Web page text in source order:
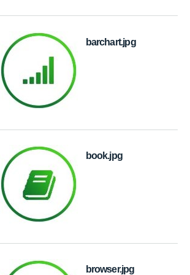
barchart.jpg
book.jpg
browser.jpg